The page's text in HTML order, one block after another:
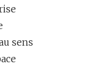
sens